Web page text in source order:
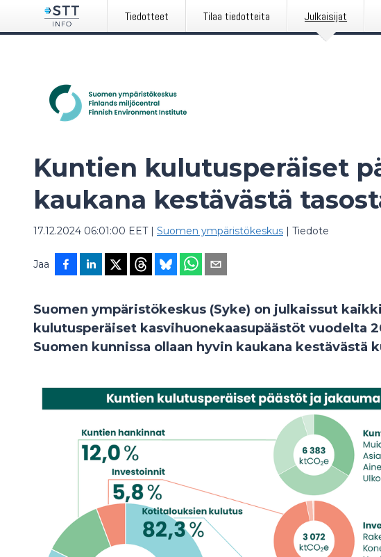
Tiedotteet Tilaa tiedotteita Julkaisijat
Kuntien kulutusperäiset
kaukana kestävästä
17.12.2024 06:01:00 EET| Suomen ympäristökeskus | Tiedote
Jaa
Suomen ympäristökeskus (Syke) on julkaissut
kulutusperäiset kasvihuonekaasupäästöt vuodelta
Suomen kunnissa ollaan hyvin kaukana kestävästä